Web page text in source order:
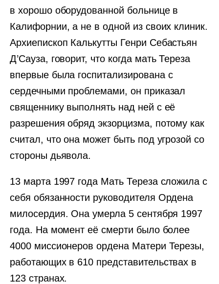
в хорошо оборудованной больнице в
Калифорнии, а не в одной из своих клиник.
Архиепископ Калькутты Генри Себастьян
Д’Сауза, говорит, что когда мать Тереза
впервые была госпитализирована с
сердечными проблемами, он приказал
священнику выполнять над ней с её
разрешения обряд экзорцизма, потому как
считал, что она может быть под угрозой со
стороны дьявола.
13 марта 1997 года Мать Тереза сложила с
себя обязанности руководителя Ордена
милосердия. Она умерла 5 сентября 1997
года. На момент её смерти было более
4000 миссионеров ордена Матери Терезы,
работающих в 610 представительствах в
123 странах.